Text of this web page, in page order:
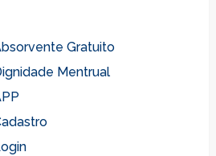
Gratuito
Mentrual